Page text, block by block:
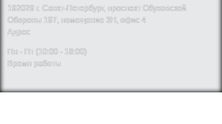
192029 г. Санкт-Петербург, проспект Обуховской
Обороны 197, помещение 3Н, офис 4
Адрес
Пн - Пт (10:00 - 18:00)
Время работы